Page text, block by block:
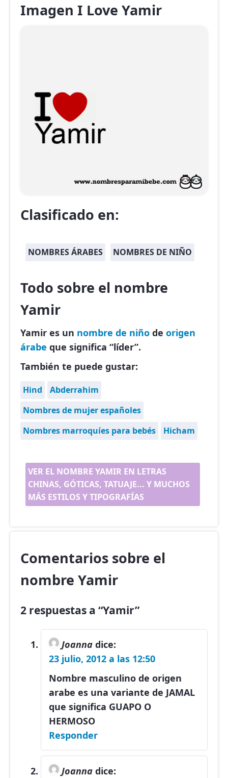
Imagen I Love Yamir
Clasificado en:
NOMBRES ÁRABES NOMBRES DE NIÑO
Todo sobre el nombre
Yamir
Yamir es un nombre de niño de origen
árabe que significa “líder”.
También te puede gustar:
Hind
Abderrahim
Nombres de mujer españoles
Nombres marroquíes para bebés
Hicham
VER EL NOMBRE YAMIR EN LETRAS
CHINAS, GÓTICAS, TATUAJE... Y MUCHOS
MÁS ESTILOS Y TIPOGRAFÍAS
Comentarios sobre el
nombre Yamir
2 respuestas a “Yamir”
Joanna dice:
23 julio, 2012 a las 12:50
Nombre masculino de origen
arabe es una variante de JAMAL
que significa GUAPO O
HERMOSO
Responder
Joanna dice: